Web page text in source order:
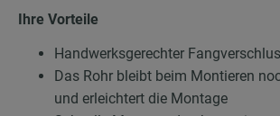
Ihre Vorteile
Handwerksgerechter
Das Rohr bleibt beim Montieren
und erleichtert die Montage